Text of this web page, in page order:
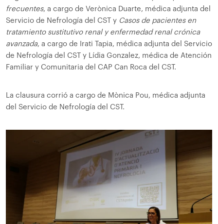
frecuentes, a cargo de Verònica Duarte, médica adjunta del
Servicio de Nefrología del CST y Casos de pacientes en
tratamiento sustitutivo renal y enfermedad renal crónica
avanzada, a cargo de Irati Tapia, médica adjunta del Servicio
de Nefrología del CST y Lídia Gonzalez, médica de Atención
Familiar y Comunitaria del CAP Can Roca del CST.
La clausura corrió a cargo de Mònica Pou, médica adjunta
del Servicio de Nefrología del CST.